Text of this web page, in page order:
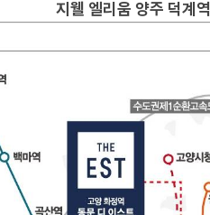
지웰 엘리움 양주 덕계역